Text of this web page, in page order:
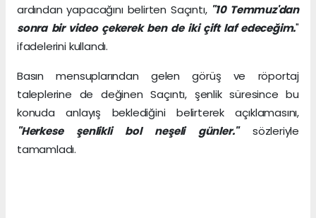
ardından yapacağını belirten Saçıntı, "10 Temmuz'dan
sonra bir video çekerek ben de iki çift laf edeceğim."
ifadelerini kullandı.
Basın mensuplarından gelen görüş ve röportaj
taleplerine de değinen Saçıntı, şenlik süresince bu
konuda anlayış beklediğini belirterek açıklamasını,
"Herkese şenlikli bol neşeli günler."sözleriyle
tamamladı.